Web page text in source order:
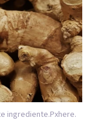
ingrediente.Pxhere.